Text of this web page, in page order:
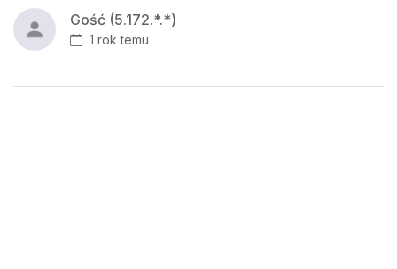
Gość (5.172.*.*)
1 rok temu